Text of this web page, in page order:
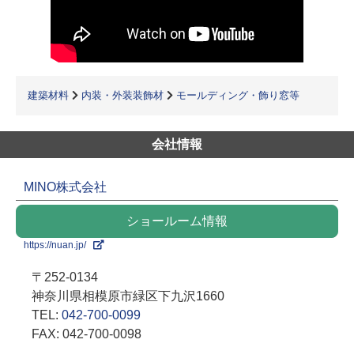
建築材料 内装・外装装飾材 モールディング・飾り窓等
会社情報
MINO株式会社
ショールーム情報
https://nuan.jp/
〒252-0134
神奈川県相模原市緑区下九沢1660
TEL: 042-700-0099
FAX: 042-700-0098